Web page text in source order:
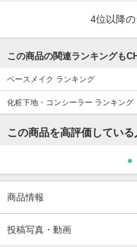
4位以降
この商品の関連ランキングも
ベースメイク ランキング
化粧下地・コンシーラー ランキング
この商品を高評価してい
商品情報
投稿写真・動画